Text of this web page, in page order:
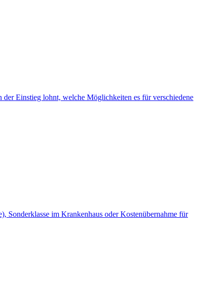
Einstieg lohnt, welche Möglichkeiten es für verschiedene
Sonderklasse im Krankenhaus oder Kostenübernahme für